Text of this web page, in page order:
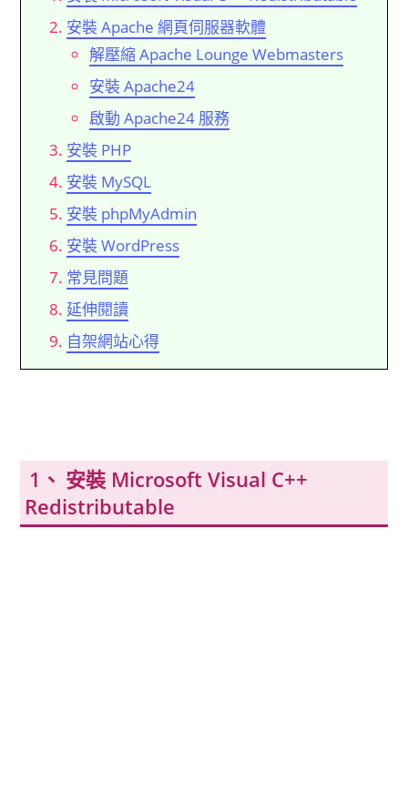
安裝 Apache 網頁伺服器軟體
解壓縮 Apache Lounge Webmasters
安裝 Apache24
啟動 Apache24 服務
安裝 PHP
安裝 MySQL
安裝 phpMyAdmin
安裝 WordPress
常見問題
延伸閱讀
自架網站心得
安裝 Microsoft Visual C++
Redistributable